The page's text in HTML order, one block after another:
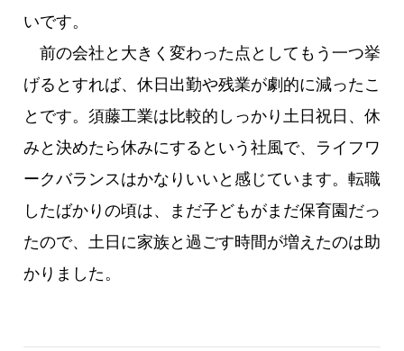
いです。
前の会社と大きく変わった点としてもう一つ挙
げるとすれば、休日出勤や残業が劇的に減ったこ
とです。須藤工業は比較的しっかり土日祝日、休
みと決めたら休みにするという社風で、ライフワ
ークバランスはかなりいいと感じています。転職
したばかりの頃は、まだ子どもがまだ保育園だっ
たので、土日に家族と過ごす時間が増えたのは助
かりました。